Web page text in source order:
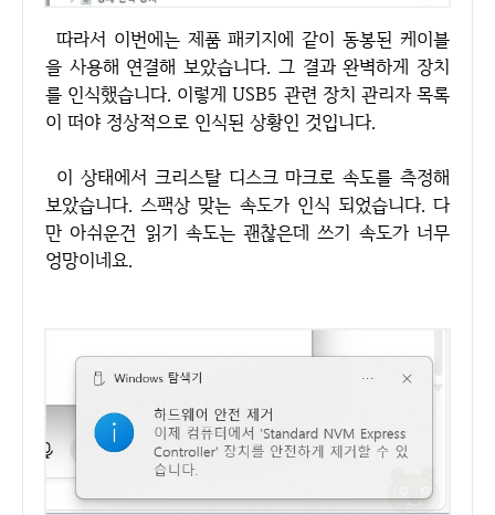
따라서 이번에는 제품 패키지에 같이 동봉된 케이블
을 사용해 연결해 보았습니다. 그 결과 완벽하게 장치
를 인식했습니다. 이렇게 USB5 관련 장치 관리자 목록
이 떠야 정상적으로 인식된 상황인 것입니다.
이 상태에서 크리스탈 디스크 마크로 속도를 측정해
보았습니다. 스팩상 맞는 속도가 인식 되었습니다. 다
만 아쉬운건 읽기 속도는 괜찮은데 쓰기 속도가 너무
엉망이네요.